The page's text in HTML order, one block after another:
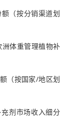
（按分销渠道划
体重管理植物补
（按国家/地区划
剂市场收入细分